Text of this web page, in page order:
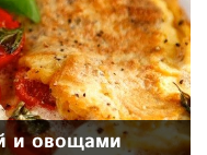
и овощами